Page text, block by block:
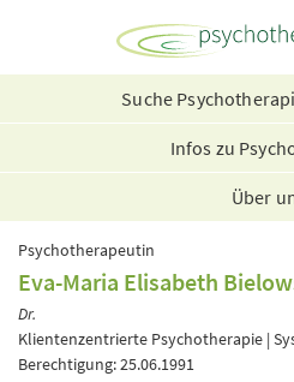
Suche
Infos zu
Über
Psychotherapeutin
Eva-Maria Elisabeth
Dr.
Klientenzentrierte Psychotherapie |
Berechtigung: 25.06.1991